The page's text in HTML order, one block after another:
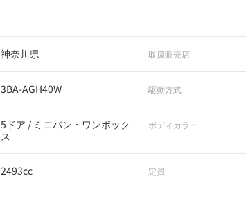
神奈川県 取扱販売店
3BA-AGH40W 駆動方式
5ドア / ミニバン・ワンボック
ス
ボディカラー
2493cc 定員